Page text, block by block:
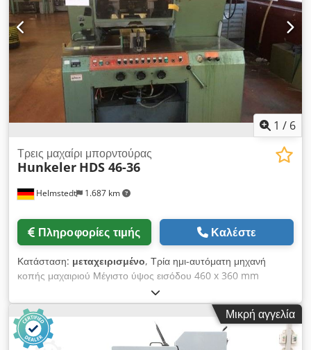
1 / 6
Helmstedt 1.687 km
Τρεις μαχαίρι μπορντούρας
Hunkeler HDS 46-36
Πληροφορίες τιμής Καλέστε
Κατάσταση: μεταχειρισμένο, Τρία ημι-αυτόματη μηχανή
κοπής μαχαιριού Μέγιστο ύψος εισόδου 460 x 360 mm
Μικρή αγγελία